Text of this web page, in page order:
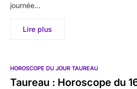
journée…
Lire plus
HOROSCOPE DU JOUR TAUREAU
Taureau : Horoscope du